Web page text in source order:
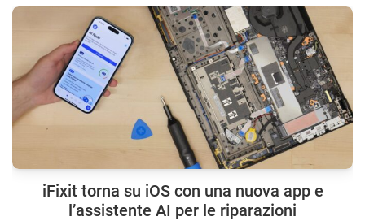
iFixit torna su iOS con una nuova app e
l’assistente AI per le riparazioni